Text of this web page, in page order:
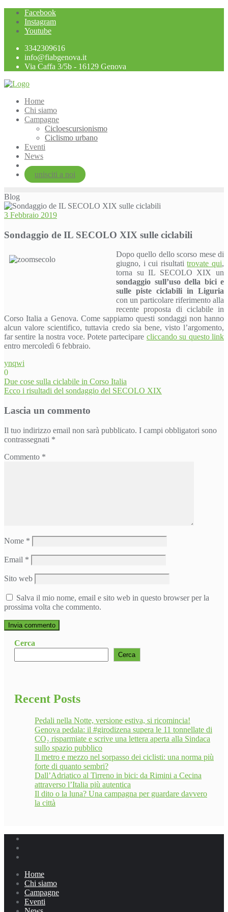
Skip
content
Facebook
Instagram
Youtube
3342309616
info@fiabgenova.it
Via Caffa 3/5b - 16129 Genova
Home
Chi siamo
Campagne
Cicloescursionismo
Ciclismo urbano
Eventi
News
unisciti a noi
Blog
3 Febbraio 2019
Sondaggio de IL SECOLO XIX sulle ciclabili
Dopo quello dello scorso mese di
giugno, i cui risultatitrovate qui,
torna su IL SECOLO XIX un
sondaggio sull’uso della bici e
sulle piste ciclabili in Liguria
con un particolare riferimento alla
recente proposta di ciclabile in
Corso Italia a Genova. Come sappiamo questi sondaggi non hanno
alcun valore scientifico, tuttavia credo sia bene, visto l’argomento,
far sentire la nostra voce. Potete partecipare cliccando su questo link
entro mercoledì 6 febbraio.
ynqwi
0
Navigazione
articoli
Due cose sulla ciclabile in Corso Italia
Ecco i risultadi del sondaggio del SECOLO XIX
Lascia un commento
Il tuo indirizzo email non sarà pubblicato. I campi obbligatori sono
contrassegnati *
Commento *
Nome *
Email *
Sito web
Salva il mio nome, email e sito web in questo browser per la
prossima volta che commento.
Cerca
Cerca
Recent Posts
Pedali nella Notte, versione estiva, si ricomincia!
Genova pedala: il #girodizena supera le 11 tonnellate di
CO₂ risparmiate e scrive una lettera aperta alla Sindaca
sullo spazio pubblico
Il metro e mezzo nel sorpasso dei ciclisti: una norma più
forte di quanto sembri?
Dall’Adriatico al Tirreno in bici: da Rimini a Cecina
attraverso l’Italia più autentica
Il dito o la luna? Una campagna per guardare davvero
la città
Home
Chi siamo
Campagne
Eventi